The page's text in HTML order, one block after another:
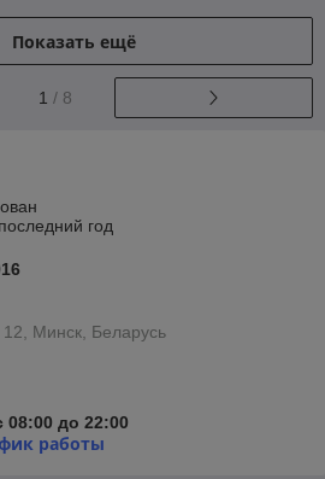
Показать ещё
1 / 8
год
Минск, Беларусь
08:00 до 22:00
работы